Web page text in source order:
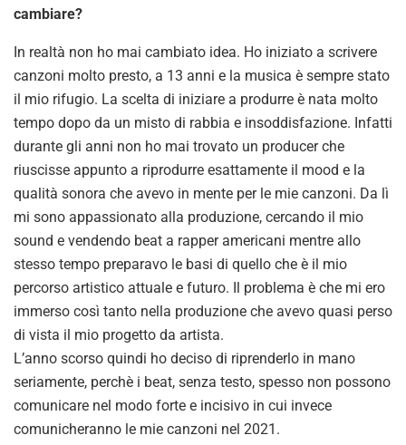
cambiare?
In realtà non ho mai cambiato idea. Ho iniziato a scrivere
canzoni molto presto, a 13 anni e la musica è sempre stato
il mio rifugio. La scelta di iniziare a produrre è nata molto
tempo dopo da un misto di rabbia e insoddisfazione. Infatti
durante gli anni non ho mai trovato un producer che
riuscisse appunto a riprodurre esattamente il mood e la
qualità sonora che avevo in mente per le mie canzoni. Da lì
mi sono appassionato alla produzione, cercando il mio
sound e vendendo beat a rapper americani mentre allo
stesso tempo preparavo le basi di quello che è il mio
percorso artistico attuale e futuro. Il problema è che mi ero
immerso così tanto nella produzione che avevo quasi perso
di vista il mio progetto da artista.
L’anno scorso quindi ho deciso di riprenderlo in mano
seriamente, perchè i beat, senza testo, spesso non possono
comunicare nel modo forte e incisivo in cui invece
comunicheranno le mie canzoni nel 2021.